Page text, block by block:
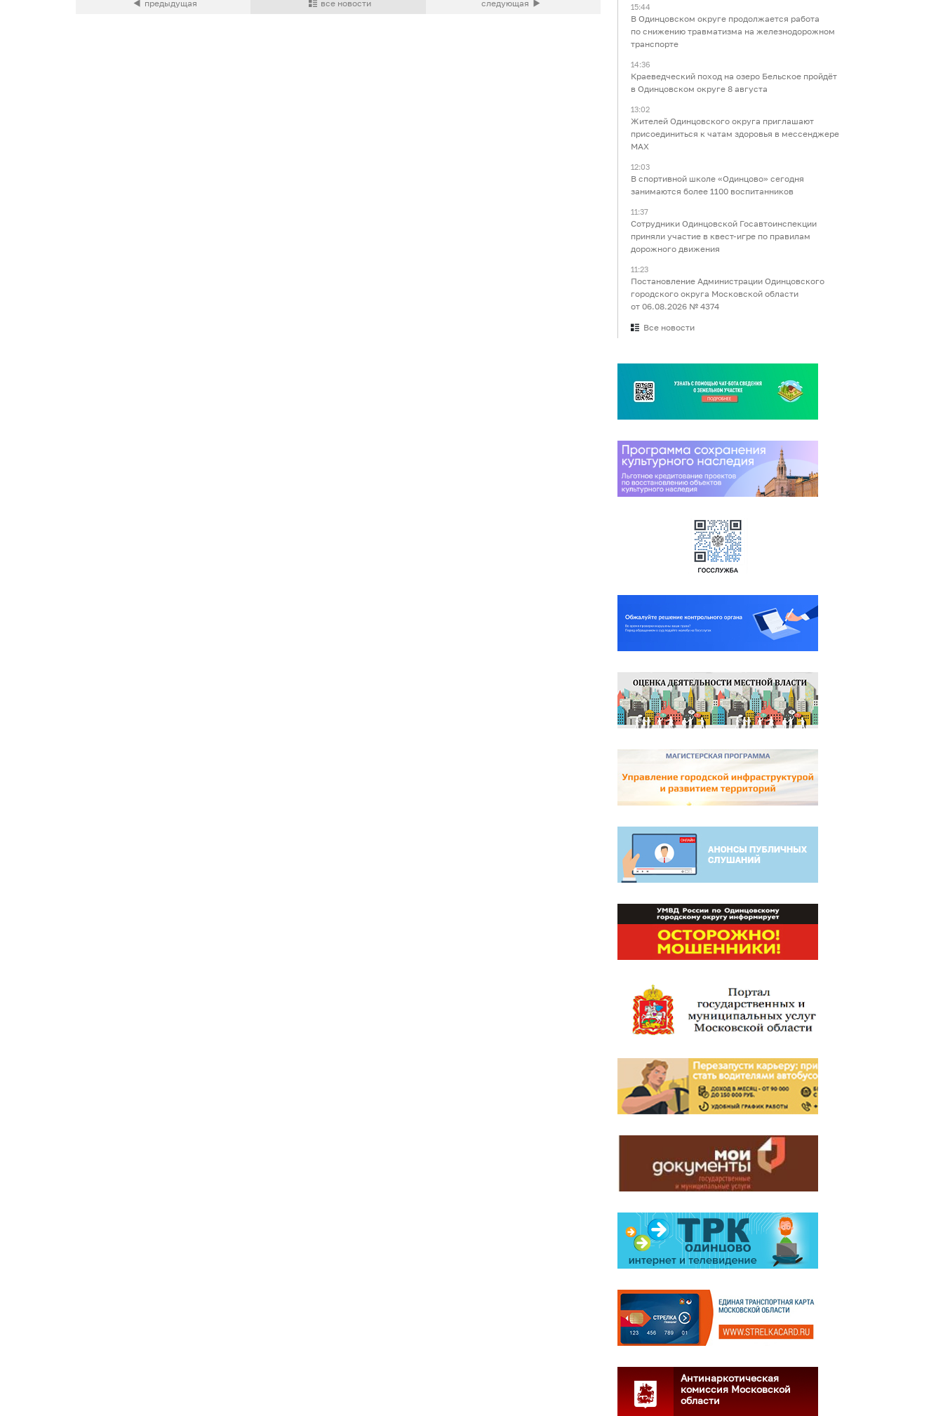
15:44
В Одинцовском округе продолжается работа
по снижению травматизма на железнодорожном
транспорте
14:36
Краеведческий поход на озеро Бельское пройдёт
в Одинцовском округе 8 августа
13:02
Жителей Одинцовского округа приглашают
присоединиться к чатам здоровья в мессенджере
МАХ
12:03
В спортивной школе «Одинцово» сегодня
занимаются более 1100 воспитанников
11:37
Сотрудники Одинцовской Госавтоинспекции
приняли участие в квест-игре по правилам
дорожного движения
11:23
Постановление Администрации Одинцовского
городского округа Московской области
от 06.08.2026 № 4374
Все новости
Антинаркотическая
комиссия Московской
области